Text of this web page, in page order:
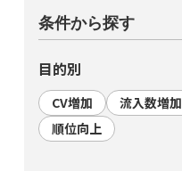
条件から探す
目的別
CV増加 流入数増加
順位向上